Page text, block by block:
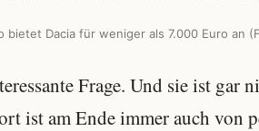
bietet Dacia für weniger als 7.000 Euro an
Frage. Und sie ist gar
ist am Ende immer auch von